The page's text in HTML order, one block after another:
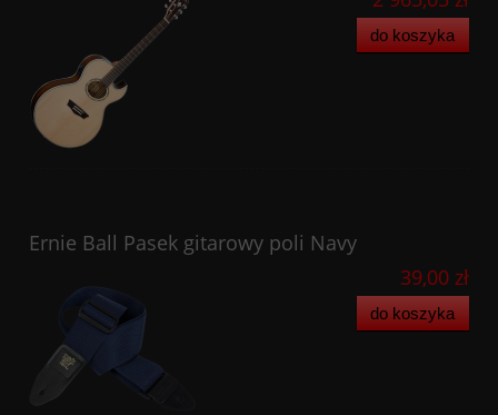
do koszyka
Ernie Ball Pasek gitarowy poli Navy
39,00 zł
do koszyka